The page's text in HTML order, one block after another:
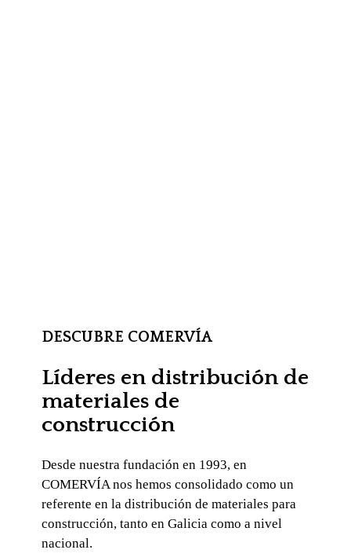
DESCUBRE COMERVÍA
Líderes en distribución de
materiales de
construcción
Desde nuestra fundación en 1993, en
COMERVÍA nos hemos consolidado como un
referente en la distribución de materiales para
construcción, tanto en Galicia como a nivel
nacional.